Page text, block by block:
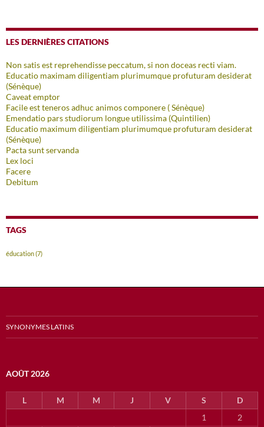
LES DERNIÈRES CITATIONS
Non satis est reprehendisse peccatum, si non doceas recti viam.
Educatio maximam diligentiam plurimumque profuturam desiderat
(Sénèque)
Caveat emptor
Facile est teneros adhuc animos componere ( Sénèque)
Emendatio pars studiorum longue utilissima (Quintilien)
Educatio maximum diligentiam plurimumque profuturam desiderat
(Sénèque)
Pacta sunt servanda
Lex loci
Facere
Debitum
TAGS
éducation(7)
SYNONYMES LATINS
AOÛT 2026
L M M J V S
D
1
2